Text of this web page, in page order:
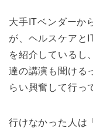
大手ITベンダーか
が、ヘルスケアと
を紹介しているし
達の講演も聞ける
らい興奮して行っ
行けなかった人は